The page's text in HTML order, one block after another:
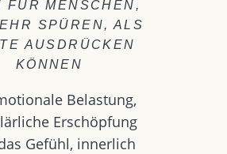
FÜR MENSCHEN,
SPÜREN, ALS
AUSDRÜCKEN
KÖNNEN
Belastung,
Erschöpfung
Gefühl, innerlich